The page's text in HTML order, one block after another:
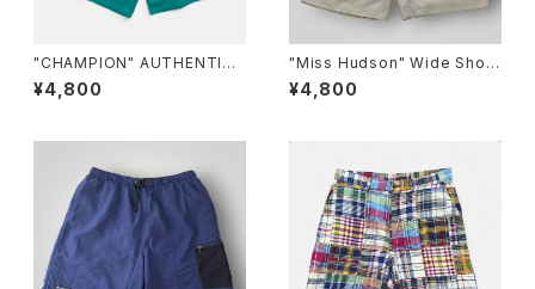
"CHAMPION" AUTHENTIC
ATHLETIC WEAR Sweat SH
ORTS チャンピオン オーセンテ
¥4,800
"Miss Hudson" Wide Short
s ミスハドソン ワイドショートパ
ンツ [44]
¥4,800